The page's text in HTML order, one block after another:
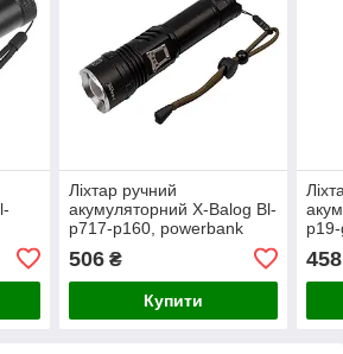
Ліхтар ручний
акумуляторний X-Balog Bl-
p717-p160, powerbank
506₴
Купити
458